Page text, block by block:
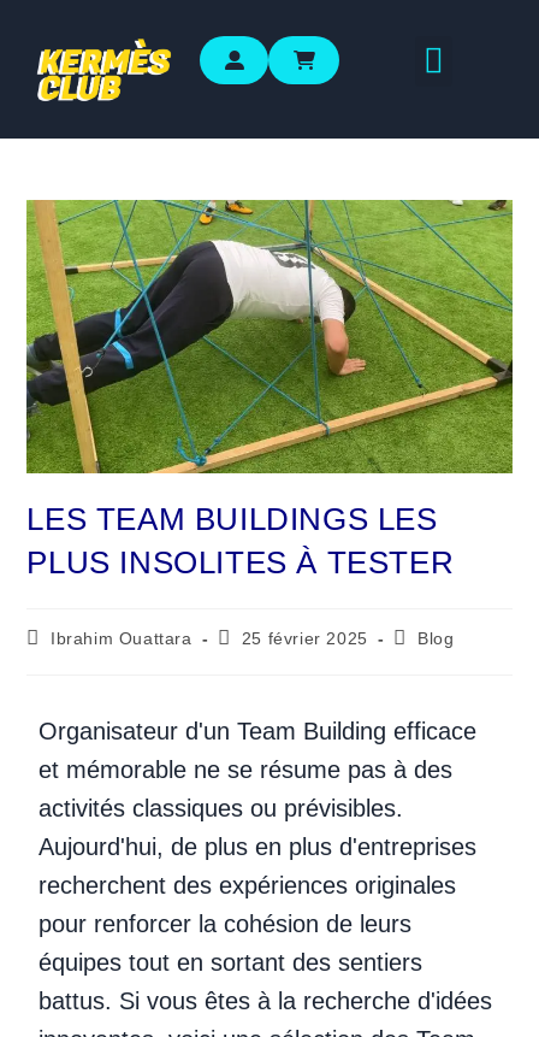
LES TEAM BUILDINGS LES
PLUS INSOLITES À TESTER
Ibrahim Ouattara 25 février 2025 Blog
Organisateur d'un Team Building efficace
et mémorable ne se résume pas à des
activités classiques ou prévisibles.
Aujourd'hui, de plus en plus d'entreprises
recherchent des expériences originales
pour renforcer la cohésion de leurs
équipes tout en sortant des sentiers
battus. Si vous êtes à la recherche d'idées